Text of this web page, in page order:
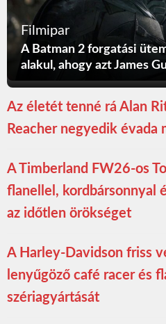
Filmipar
A Batman 2 forgatási
alakul, ahogy azt James
Az életét tenné rá Alan
Reacher negyedik évada
A Timberland FW26-os
flanellel, kordbársonnyal
az időtlen örökséget
A Harley-Davidson friss
lenyűgöző café racer és
szériagyártását